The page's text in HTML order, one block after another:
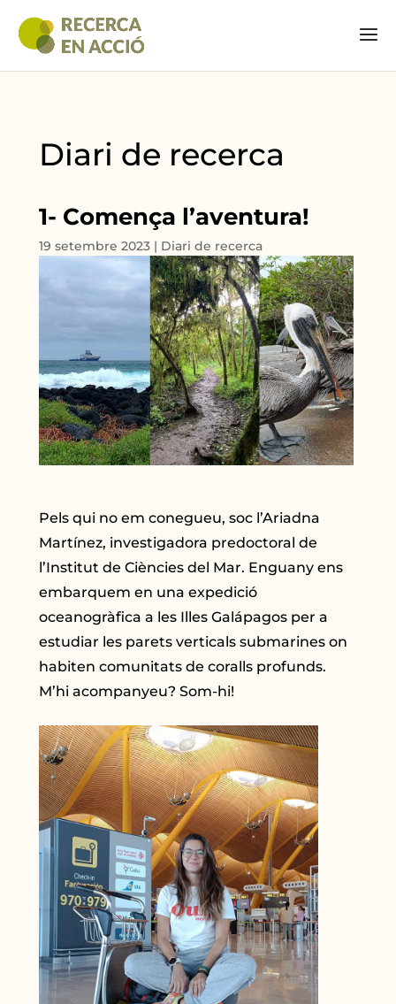
Diari de recerca
1- Comença l’aventura!
19 setembre 2023 | Diari de recerca
Pels qui no em conegueu, soc l’Ariadna
Martínez, investigadora predoctoral de
l’Institut de Ciències del Mar. Enguany ens
embarquem en una expedició
oceanogràfica a les Illes Galápagos per a
estudiar les parets verticals submarines on
habiten comunitats de coralls profunds.
M’hi acompanyeu? Som-hi!